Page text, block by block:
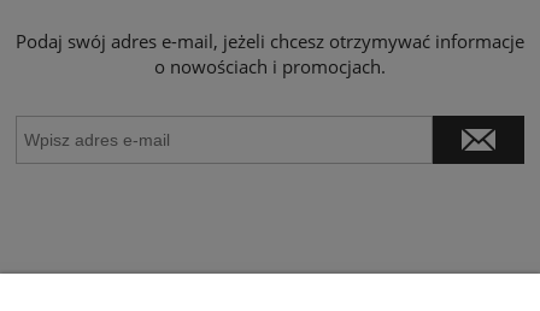
Podaj swój adres e-mail, jeżeli chcesz otrzymywać informacje
o nowościach i promocjach.